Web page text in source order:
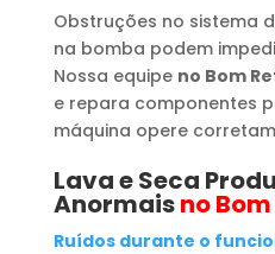
Obstruções no sistema
na bomba podem
Nossa equipe no Bom
e repara componentes
máquina opere
Lava e Seca
Anormaisno
Ruídos durante o